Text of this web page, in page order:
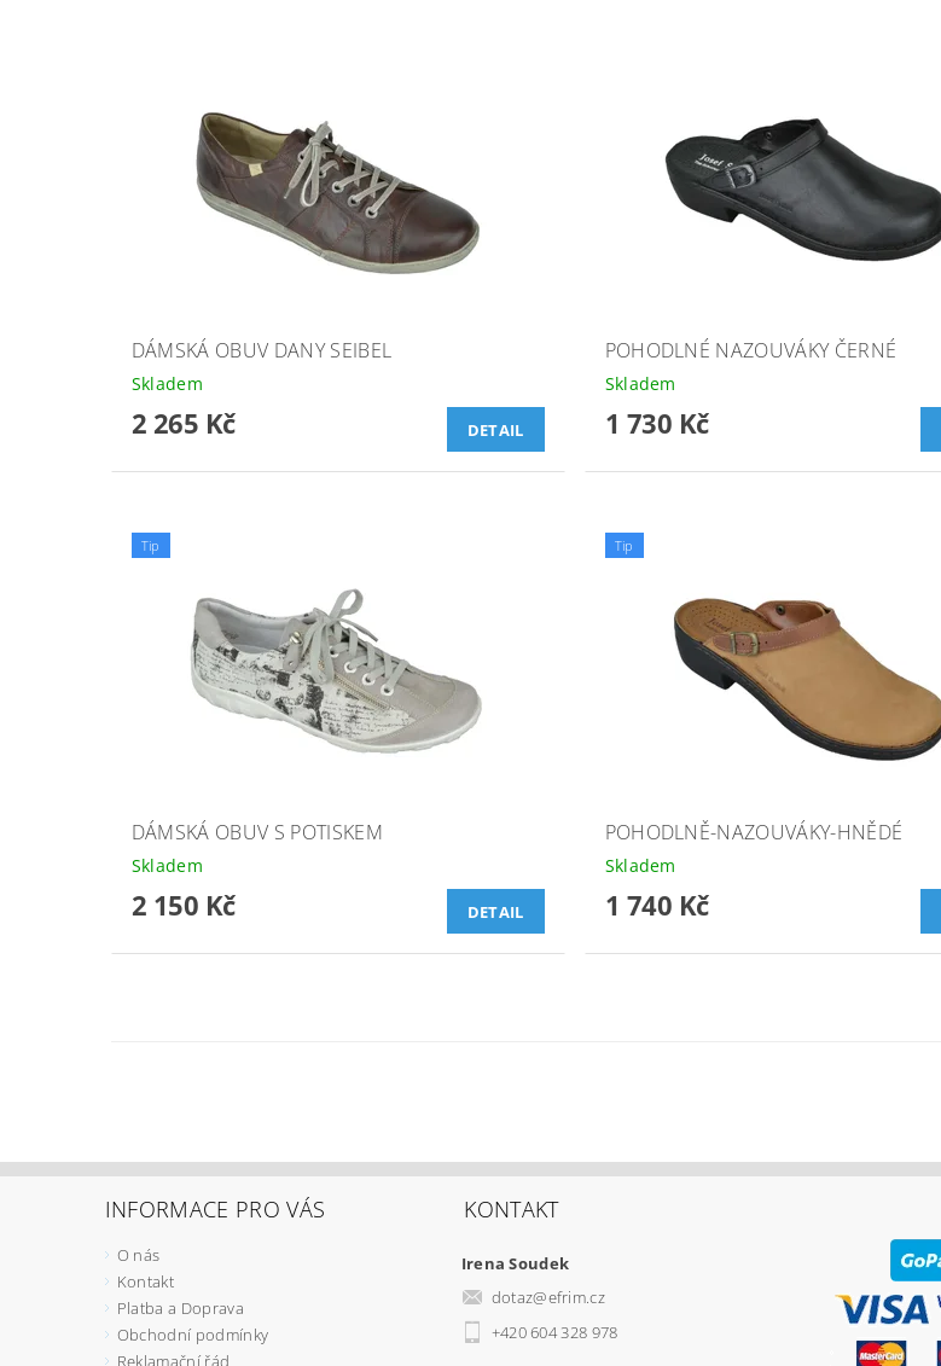
DÁMSKÁ OBUV DANY SEIBEL
Skladem
2 265 Kč DETAIL
POHODLNÉ NAZOUVÁKY ČERNÉ
Skladem
1 730 Kč
Tip
DÁMSKÁ OBUV S POTISKEM
Skladem
2 150 Kč DETAIL
Tip
POHODLNĚ-NAZOUVÁKY-HNĚDÉ
Skladem
1 740 Kč
INFORMACE PRO VÁS
O nás
Kontakt
Platba a Doprava
Obchodní podmínky
Reklamační řád
KONTAKT
Irena Soudek
dotaz@efrim.cz
+420 604 328 978